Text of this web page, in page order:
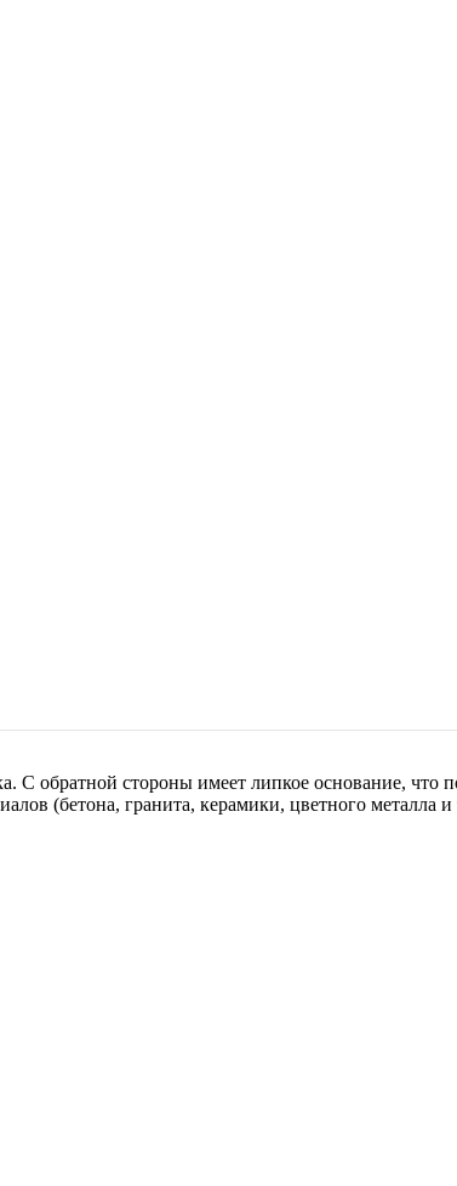
С обратной стороны имеет липкое основание, что
(бетона, гранита, керамики, цветного металла